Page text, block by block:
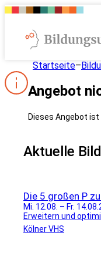
Startseite–
Angebot
Dieses Angebot
Aktuelle
Die 5 großen P
Mi. 12.08. – Fr.
Erweitern und
Kölner VHS